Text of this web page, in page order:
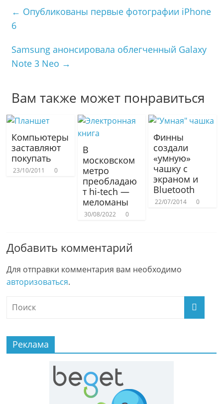
a
s
n
i
R
u
g
r
m
р
а
и
т
← Опубликованы первые фотографии iPhone
6
Samsung анонсировала облегченный Galaxy
Note 3 Neo →
Вам также может понравиться
Компьютеры
заставляют
покупать
23/10/2011 0
В
московском
метро
преобладаю
т hi-tech —
меломаны
30/08/2022 0
Финны
создали
«умную»
чашку с
экраном и
Bluetooth
22/07/2014 0
Добавить комментарий
Для отправки комментария вам необходимо
авторизоваться.
Реклама